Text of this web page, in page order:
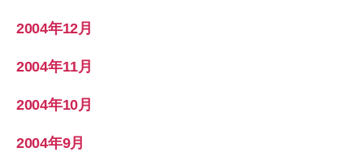
2004年12月
2004年11月
2004年10月
2004年9月